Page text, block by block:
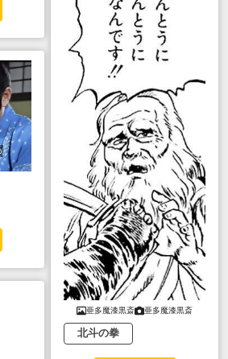
亜多魔漆黒斎 亜多魔漆黒斎
北斗の拳